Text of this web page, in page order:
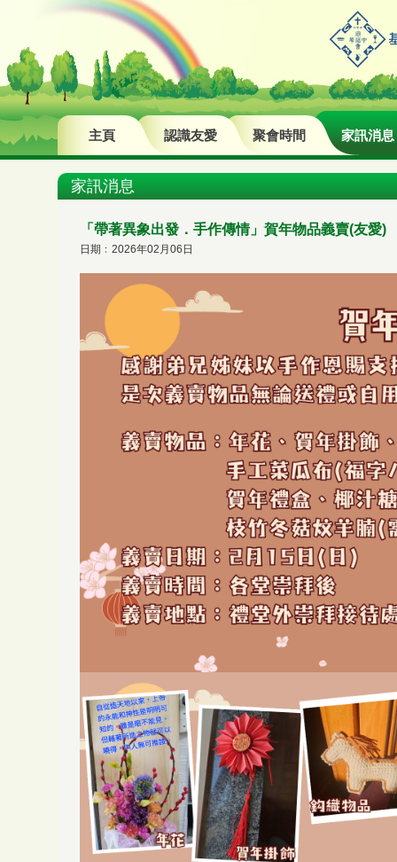
主頁 認識友愛 聚會時間 家訊消息
家訊消息
「帶著異象出發．手作傳情」賀年物品義賣(友愛)
日期﹕2026年02月06日